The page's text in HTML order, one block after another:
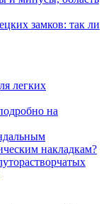
замков: так ли
легких
на
накладкам?